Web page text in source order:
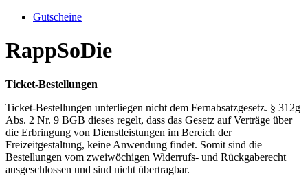
Gutscheine
RappSoDie
Ticket-Bestellungen
Ticket-Bestellungen unterliegen nicht dem Fernabsatzgesetz. § 312g
Abs. 2 Nr. 9 BGB dieses regelt, dass das Gesetz auf Verträge über
die Erbringung von Dienstleistungen im Bereich der
Freizeitgestaltung, keine Anwendung findet. Somit sind die
Bestellungen vom zweiwöchigen Widerrufs- und Rückgaberecht
ausgeschlossen und sind nicht übertragbar.